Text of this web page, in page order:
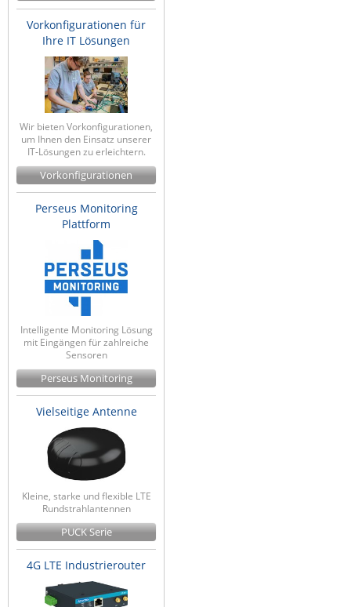
Vorkonfigurationen für
Ihre IT Lösungen
Wir bieten Vorkonfigurationen,
um Ihnen den Einsatz unserer
IT-Lösungen zu erleichtern.
Vorkonfigurationen
Perseus Monitoring
Plattform
Intelligente Monitoring Lösung
mit Eingängen für zahlreiche
Sensoren
Perseus Monitoring
Vielseitige Antenne
Kleine, starke und flexible LTE
Rundstrahlantennen
PUCK Serie
4G LTE Industrierouter